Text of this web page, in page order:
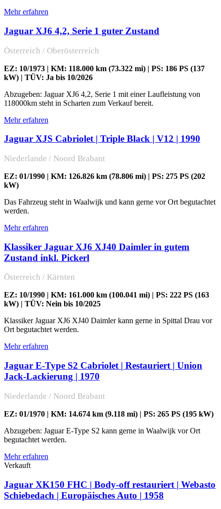
Mehr erfahren
Jaguar XJ6 4,2, Serie 1 guter Zustand
Österreich / Oberösterreich
EZ: 10/1973 | KM: 118.000 km (73.322 mi) | PS: 186 PS (137
kW) | TÜV: Ja bis 10/2026
Abzugeben: Jaguar XJ6 4,2, Serie 1 mit einer Laufleistung von
118000km steht in Scharten zum Verkauf bereit.
Mehr erfahren
Jaguar XJS Cabriolet | Triple Black | V12 | 1990
Niederlande / Noord Brabant
EZ: 01/1990 | KM: 126.826 km (78.806 mi) | PS: 275 PS (202
kW)
Das Fahrzeug steht in Waalwijk und kann gerne vor Ort begutachtet
werden.
Mehr erfahren
Klassiker Jaguar XJ6 XJ40 Daimler in gutem
Zustand inkl. Pickerl
Österreich / Kärnten
EZ: 10/1990 | KM: 161.000 km (100.041 mi) | PS: 222 PS (163
kW) | TÜV: Nein bis 10/2025
Klassiker Jaguar XJ6 XJ40 Daimler kann gerne in Spittal Drau vor
Ort begutachtet werden.
Mehr erfahren
Jaguar E-Type S2 Cabriolet | Restauriert | Union
Jack-Lackierung | 1970
Niederlande / Noord Brabant
EZ: 01/1970 | KM: 14.674 km (9.118 mi) | PS: 265 PS (195 kW)
Abzugeben: Jaguar E-Type S2 kann gerne in Waalwijk vor Ort
begutachtet werden.
Mehr erfahren
Verkauft
Jaguar XK150 FHC | Body-off restauriert | Webasto
Schiebedach | Europäisches Auto | 1958